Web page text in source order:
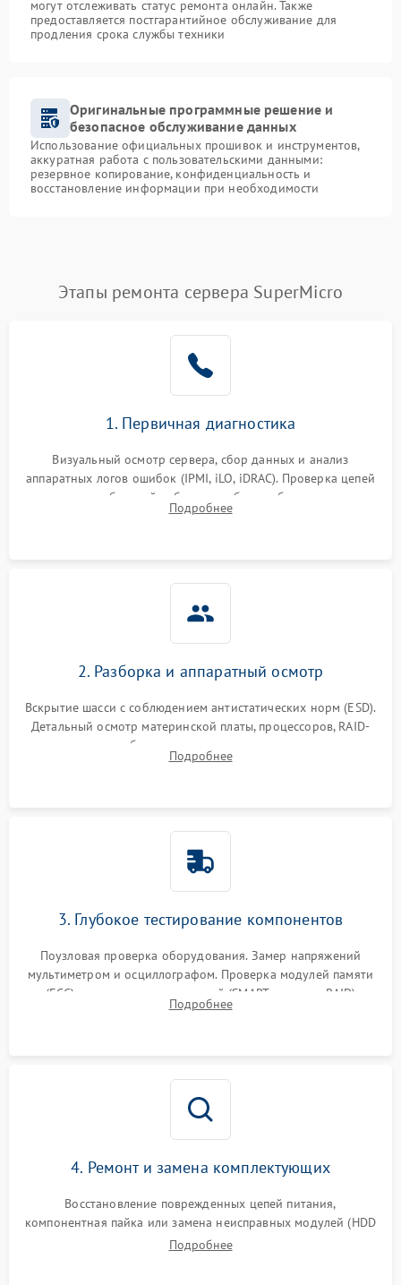
могут отслеживать статус ремонта онлайн. Также
предоставляется постгарантийное обслуживание для
продления срока службы техники
Оригинальные программные решение и
безопасное обслуживание данных
Использование официальных прошивок и инструментов,
аккуратная работа с пользовательскими данными:
резервное копирование, конфиденциальность и
восстановление информации при необходимости
Этапы ремонта сервера SuperMicro
1. Первичная диагностика
Визуальный осмотр сервера, сбор данных и анализ
аппаратных логов ошибок (IPMI, iLO, iDRAC). Проверка цепей
питания и базовой работоспособности без вскрытия
корпуса для быстрой локализации сбоя.
Подробнее
2. Разборка и аппаратный осмотр
Вскрытие шасси с соблюдением антистатических норм (ESD).
Детальный осмотр материнской платы, процессоров, RAID-
контроллеров и блоков питания на наличие термических
повреждений, прогаров или окислений.
Подробнее
3. Глубокое тестирование компонентов
Поузловая проверка оборудования. Замер напряжений
мультиметром и осциллографом. Проверка модулей памяти
(ECC) и состояния накопителей (SMART, массивы RAID)
специализированными диагностическими утилитами.
Подробнее
4. Ремонт и замена комплектующих
Восстановление поврежденных цепей питания,
компонентная пайка или замена неисправных модулей (HDD
Подробнее